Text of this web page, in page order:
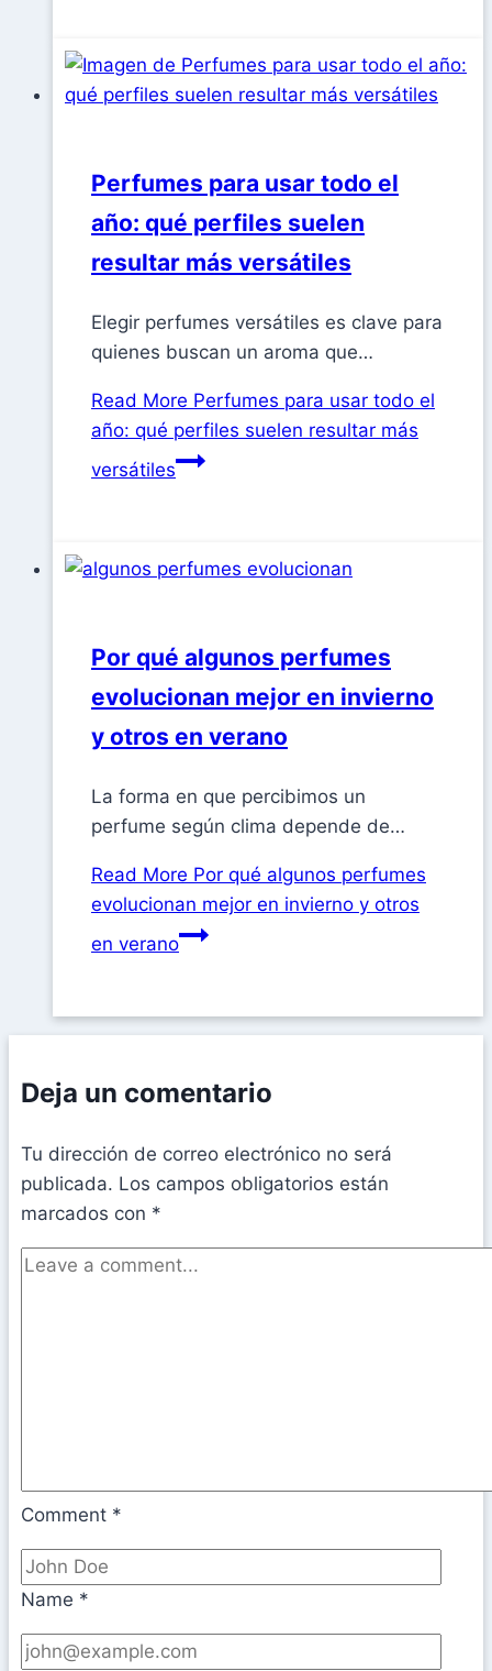
Perfumes para usar todo el
año: qué perfiles suelen
resultar más versátiles
Elegir perfumes versátiles es clave para
quienes buscan un aroma que…
Read More Perfumes para usar todo el
año: qué perfiles suelen resultar más
versátiles
Por qué algunos perfumes
evolucionan mejor en invierno
y otros en verano
La forma en que percibimos un
perfume según clima depende de…
Read More Por qué algunos perfumes
evolucionan mejor en invierno y otros
en verano
Deja un comentario
Tu dirección de correo electrónico no será
publicada. Los campos obligatorios están
marcados con *
Comment *
Name *